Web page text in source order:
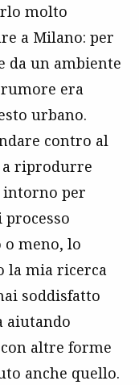
molto
a Milano: per
da un ambiente
era
urbano.
contro al
riprodurre
intorno per
o meno, lo
la mia ricerca
soddisfatto
aiutando
altre forme
anche quello.